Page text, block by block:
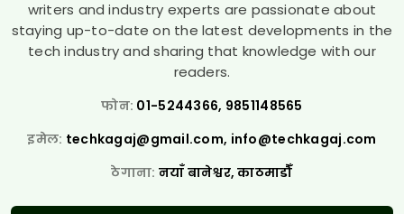
writers and industry experts are passionate about
staying up-to-date on the latest developments in the
tech industry and sharing that knowledge with our
readers.
फोन: 01-5244366, 9851148565
इमेल: techkagaj@gmail.com, info@techkagaj.com
ठेगाना: नयाँ बानेश्वर, काठमाडौँ